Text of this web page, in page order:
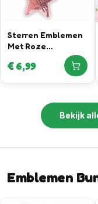
Sterren Emblemen
Met Roze
€6,99
Bekijk
Emblemen